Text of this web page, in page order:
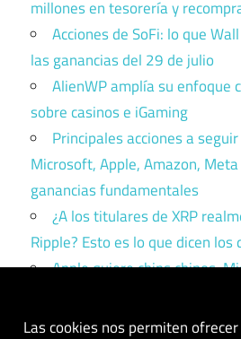
millones en tesorería y
Acciones de SoFi: lo que
las ganancias del 29 de julio
AlienWP amplía su enfoque
sobre casinos e iGaming
Principales acciones a
Microsoft, Apple, Amazon,
ganancias fundamentales
¿A los titulares de XRP
Ripple? Esto es lo que dicen los
Apple quiere chips chinos.
Las cookies nos permiten